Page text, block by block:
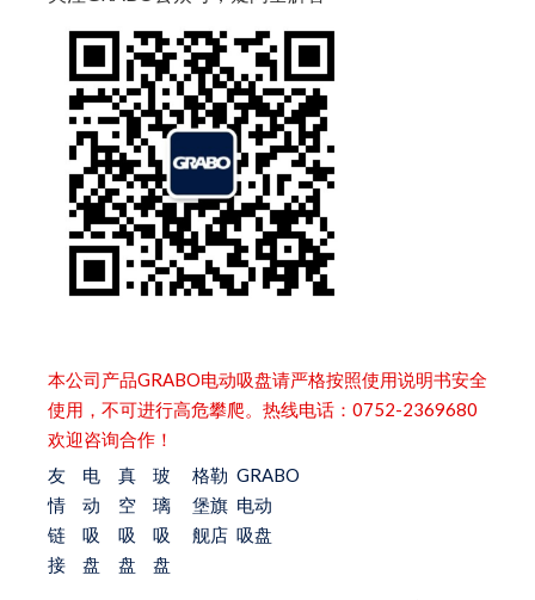
本公司产品GRABO电动吸盘请严格按照使用说明书安全
使用，不可进行高危攀爬。热线电话：0752-2369680
欢迎咨询合作！
友
情
链
接
电
动
吸
盘
真
空
吸
盘
玻
璃
吸
盘
格勒
堡旗
舰店
GRABO
电动
吸盘